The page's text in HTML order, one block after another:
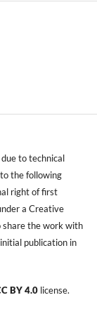
to technical
the following
right of first
a Creative
share the work with
publication in
BY 4.0license.